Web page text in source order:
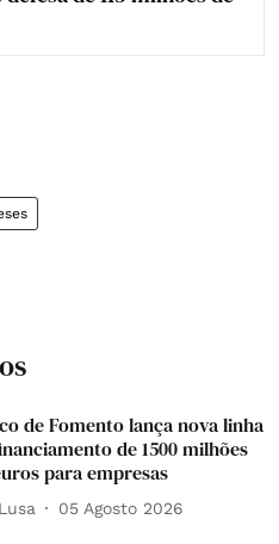
de Fomento lança nova linha
de 1500 milhões
para empresas
05 Agosto 2026